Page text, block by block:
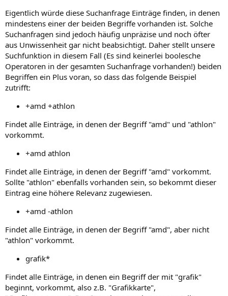
Eigentlich würde diese Suchanfrage Einträge finden, in denen
mindestens einer der beiden Begriffe vorhanden ist. Solche
Suchanfragen sind jedoch häufig unpräzise und noch öfter
aus Unwissenheit gar nicht beabsichtigt. Daher stellt unsere
Suchfunktion in diesem Fall (Es sind keinerlei boolesche
Operatoren in der gesamten Suchanfrage vorhanden!) beiden
Begriffen ein Plus voran, so dass das folgende Beispiel
zutrifft:
+amd +athlon
Findet alle Einträge, in denen der Begriff "amd" und "athlon"
vorkommt.
+amd athlon
Findet alle Einträge, in denen der Begriff "amd" vorkommt.
Sollte "athlon" ebenfalls vorhanden sein, so bekommt dieser
Eintrag eine höhere Relevanz zugewiesen.
+amd -athlon
Findet alle Einträge, in denen der Begriff "amd", aber nicht
"athlon" vorkommt.
grafik*
Findet alle Einträge, in denen ein Begriff der mit "grafik"
beginnt, vorkommt, also z.B. "Grafikkarte",